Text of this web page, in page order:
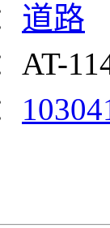
道路
AT-